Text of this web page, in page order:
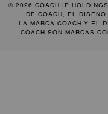
© 2026 COACH IP
DE COACH, EL
LA MARCA COACH Y EL
COACH SON MARCAS